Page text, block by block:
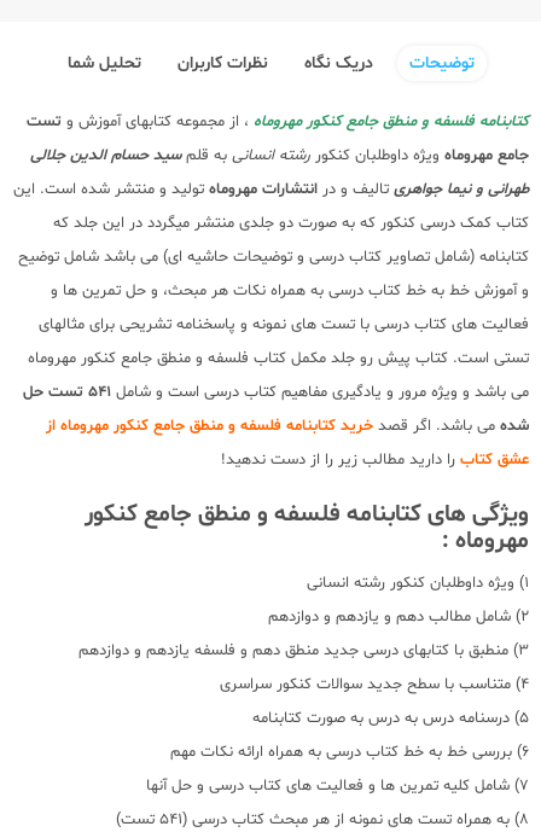
توضیحات دریک نگاه نظرات کاربران تحلیل شما
کتابنامه فلسفه و منطق جامع کنکور مهروماه ، از مجموعه کتابهای آموزش و تست
جامع مهروماه ویژه داوطلبان کنکور رشته انسانی به قلمسید حسام الدین جلالی
طهرانی و نیما جواهری تالیف و در انتشارات مهروماه تولید و منتشر شده است. این
کتاب کمک درسی کنکور که به صورت دو جلدی منتشر میگردد در این جلد که
کتابنامه (شامل تصاویر کتاب درسی و توضیحات حاشیه ای) می باشد شامل توضیح
و آموزش خط به خط کتاب درسی به همراه نکات هر مبحث، و حل تمرین ها و
فعالیت های کتاب درسی با تست های نمونه و پاسخنامه تشریحی برای مثالهای
تستی است. کتاب پیش رو جلد مکمل کتاب فلسفه و منطق جامع کنکور مهروماه
می باشد و ویژه مرور و یادگیری مفاهیم کتاب درسی است و شامل
541 تست حل
شده می باشد. اگر قصد خرید کتابنامه فلسفه و منطق جامع کنکور مهروماه از
عشق کتاب را دارید مطالب زیر را از دست ندهید!
ویژگی های کتابنامه فلسفه و منطق جامع کنکور
مهروماه :
1) ویژه داوطلبان کنکور رشته انسانی
2) شامل مطالب دهم و یازدهم و دوازدهم
3) منطبق با کتابهای درسی جدید منطق دهم و فلسفه یازدهم و دوازدهم
4) متناسب با سطح جدید سوالات کنکور سراسری
5) درسنامه درس به درس به صورت کتابنامه
6) بررسی خط به خط کتاب درسی به همراه ارائه نکات مهم
7) شامل کلیه تمرین ها و فعالیت های کتاب درسی و حل آنها
8) به همراه تست های نمونه از هر مبحث کتاب درسی (541 تست)